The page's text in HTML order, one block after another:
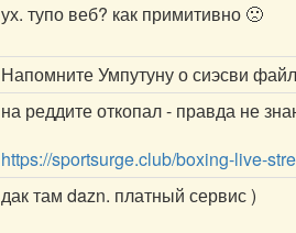
ух. тупо веб? как примитивно 🙁
Напомните Умпутуну о сиэсви
на реддите откопал - правда не
https://sportsurge.club/boxing-live-
дак там dazn. платный сервис )